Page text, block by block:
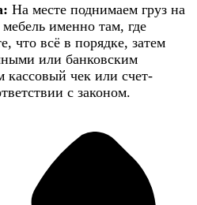
На месте поднимаем груз на
именно там, где
что всё в порядке, затем
или банковским
кассовый чек или счет-
с законом.